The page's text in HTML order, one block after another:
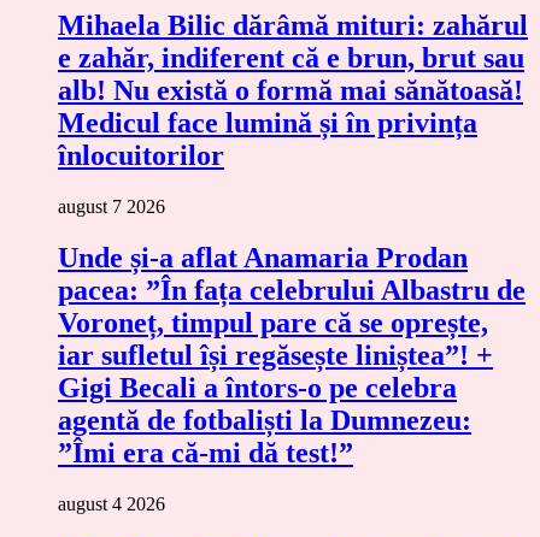
Mihaela Bilic dărâmă mituri: zahărul
e zahăr, indiferent că e brun, brut sau
alb! Nu există o formă mai sănătoasă!
Medicul face lumină și în privința
înlocuitorilor
august 7 2026
Unde și-a aflat Anamaria Prodan
pacea: ”În fața celebrului Albastru de
Voroneț, timpul pare că se oprește,
iar sufletul își regăsește liniștea”! +
Gigi Becali a întors-o pe celebra
agentă de fotbaliști la Dumnezeu:
”Îmi era că-mi dă test!”
august 4 2026